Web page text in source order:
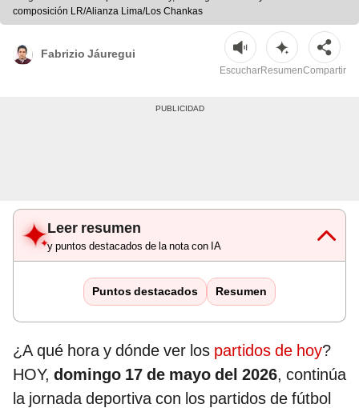
composición LR/Alianza Lima/Los Chankas
Fabrizio Jáuregui
EscucharResumenCompartir
Leer resumen
y puntos destacados de la nota con IA
Puntos destacados Resumen
¿A qué hora y dónde ver los partidos de hoy?
HOY, domingo 17 de mayo del 2026, continúa
la jornada deportiva con los partidos de fútbol